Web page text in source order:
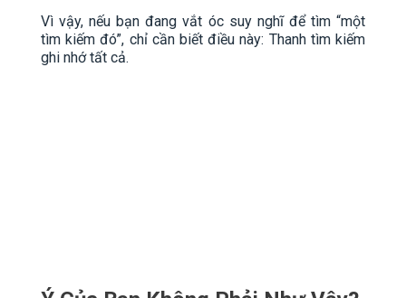
Vì vậy, nếu bạn đang vắt óc suy nghĩ để tìm “một
tìm kiếm đó”, chỉ cần biết điều này: Thanh tìm kiếm
ghi nhớ tất cả.